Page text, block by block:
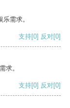
需求。
支持[0] 反对[0]
求。
支持[0] 反对[0]